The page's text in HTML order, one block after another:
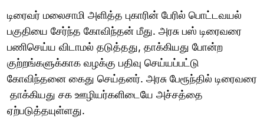
டிரைவர் மலைசாமி அளித்த புகாரின் பேரில் பொட்டவயல்
பகுதியை சேர்ந்த கோவிந்தன் மீது. அரசு பஸ் டிரைவரை
பணிசெய்ய விடாமல் தடுத்தது, தாக்கியது போன்ற
குற்றங்களுக்காக வழக்கு பதிவு செய்யப்பட்டு
கோவிந்தனை கைது செய்தனர். அரசு பேரூந்தில் டிரைவரை
தாக்கியது சக ஊழியர்களிடையே அச்சத்தை
ஏற்படுத்தயுள்ளது.